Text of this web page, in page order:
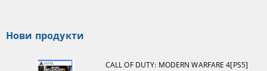
Нови продукти
CALL OF DUTY: MODERN WARFARE 4[PS5]